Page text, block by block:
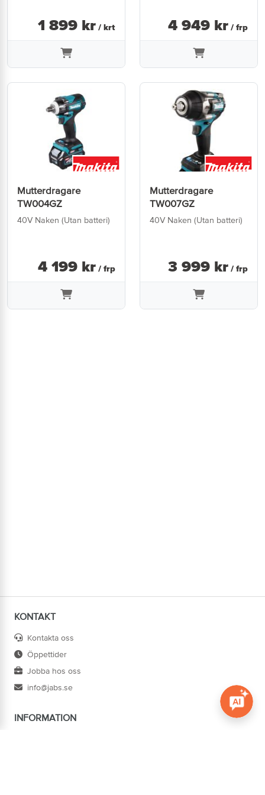
1 899 kr / krt 4 949 kr / frp
Mutterdragare
TW004GZ
40V Naken (Utan batteri)
4 199 kr / frp
Mutterdragare
TW007GZ
40V Naken (Utan batteri)
3 999 kr / frp
KONTAKT
Kontakta oss
Öppettider
Jobba hos oss
info@jabs.se
INFORMATION